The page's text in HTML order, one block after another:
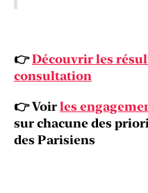
👉Découvrir les
consultation
👉 Voirles
sur chacune des
des Parisiens